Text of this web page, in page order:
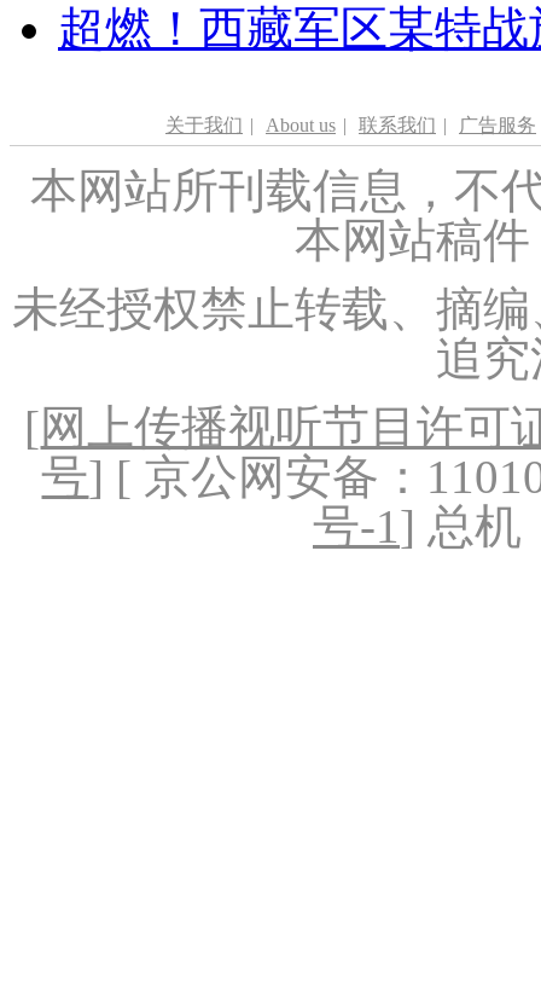
超燃！西藏军区某特
关于我们 | About us | 联系我们 | 广告服务
本网站所刊载信息，不
本网站稿
未经授权禁止转载、摘
追
[网上传播视听节目许可
号] [ 京公网安备：
号-1] 总机